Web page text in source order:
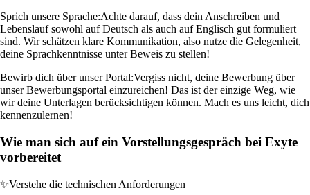
Sprich unsere Sprache:Achte darauf, dass dein Anschreiben und
Lebenslauf sowohl auf Deutsch als auch auf Englisch gut formuliert
sind. Wir schätzen klare Kommunikation, also nutze die Gelegenheit,
deine Sprachkenntnisse unter Beweis zu stellen!
Bewirb dich über unser Portal:Vergiss nicht, deine Bewerbung über
unser Bewerbungsportal einzureichen! Das ist der einzige Weg, wie
wir deine Unterlagen berücksichtigen können. Mach es uns leicht, dich
kennenzulernen!
Wie man sich auf ein Vorstellungsgespräch bei Exyte
vorbereitet
✨Verstehe die technischen Anforderungen